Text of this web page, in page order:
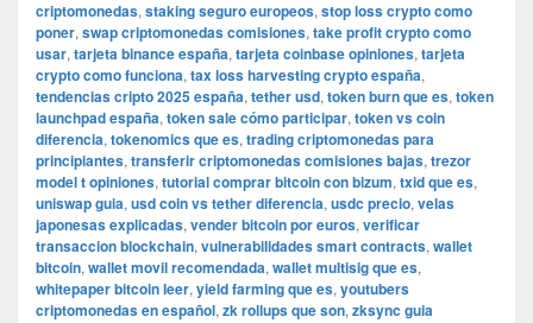
criptomonedas, staking seguro europeos, stop loss crypto como
poner, swap criptomonedas comisiones, take profit crypto como
usar, tarjeta binance españa, tarjeta coinbase opiniones, tarjeta
crypto como funciona, tax loss harvesting crypto españa,
tendencias cripto 2025 españa, tether usd, token burn que es, token
launchpad españa, token sale cómo participar, token vs coin
diferencia, tokenomics que es, trading criptomonedas para
principiantes, transferir criptomonedas comisiones bajas, trezor
model t opiniones, tutorial comprar bitcoin con bizum, txid que es,
uniswap guia, usd coin vs tether diferencia, usdc precio, velas
japonesas explicadas, vender bitcoin por euros, verificar
transaccion blockchain, vulnerabilidades smart contracts, wallet
bitcoin, wallet movil recomendada, wallet multisig que es,
whitepaper bitcoin leer, yield farming que es, youtubers
criptomonedas en español, zk rollups que son, zksync guia